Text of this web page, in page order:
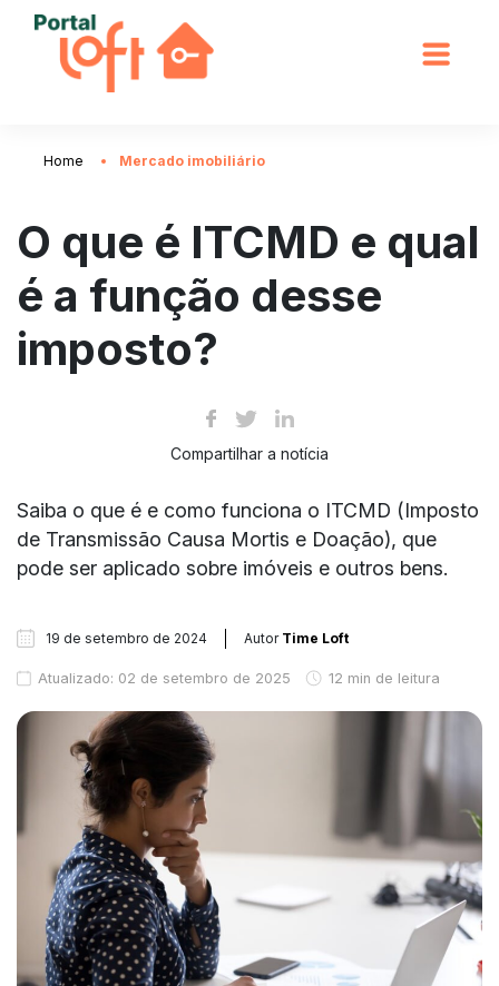
Home Mercado imobiliário
O que é ITCMD e qual
é a função desse
imposto?
Compartilhar a notícia
Saiba o que é e como funciona o ITCMD (Imposto
de Transmissão Causa Mortis e Doação), que
pode ser aplicado sobre imóveis e outros bens.
19 de setembro de 2024 Autor Time Loft
Atualizado: 02 de setembro de 2025 12 min de leitura